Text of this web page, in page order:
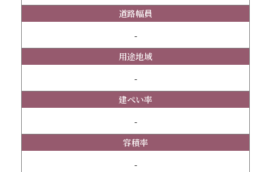
道路幅員
-
用途地域
-
建ぺい率
-
容積率
-